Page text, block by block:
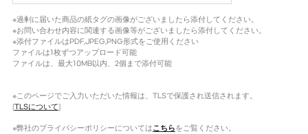
※過剰に届いた商品の紙タグの画像がございましたら添付してください。
※お問い合わせ内容に関連する画像等がございましたら添付してください。
※添付ファイルはPDF,JPEG,PNG形式をご使用ください
ファイルは1枚ずつアップロード可能
ファイルは、最大10MB以内、2個まで添付可能
※このページでご入力いただいた情報は、TLSで保護され送信されます。
[TLSについて]
※弊社のプライバシーポリシーについてはこちらをご覧ください。